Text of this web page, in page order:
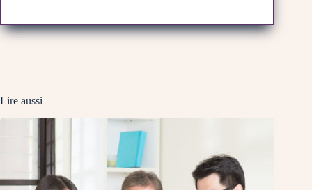
Lire aussi